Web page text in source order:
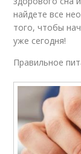
найдете все
того, чтобы
уже сегодня!
Правильное